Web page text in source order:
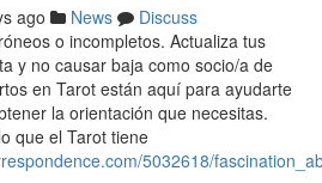
ago News
Discuss
o incompletos. Actualiza tus
y no causar baja como socio/a de
en Tarot están aquí para ayudarte
la orientación que necesitas.
que el Tarot tiene
5032618/